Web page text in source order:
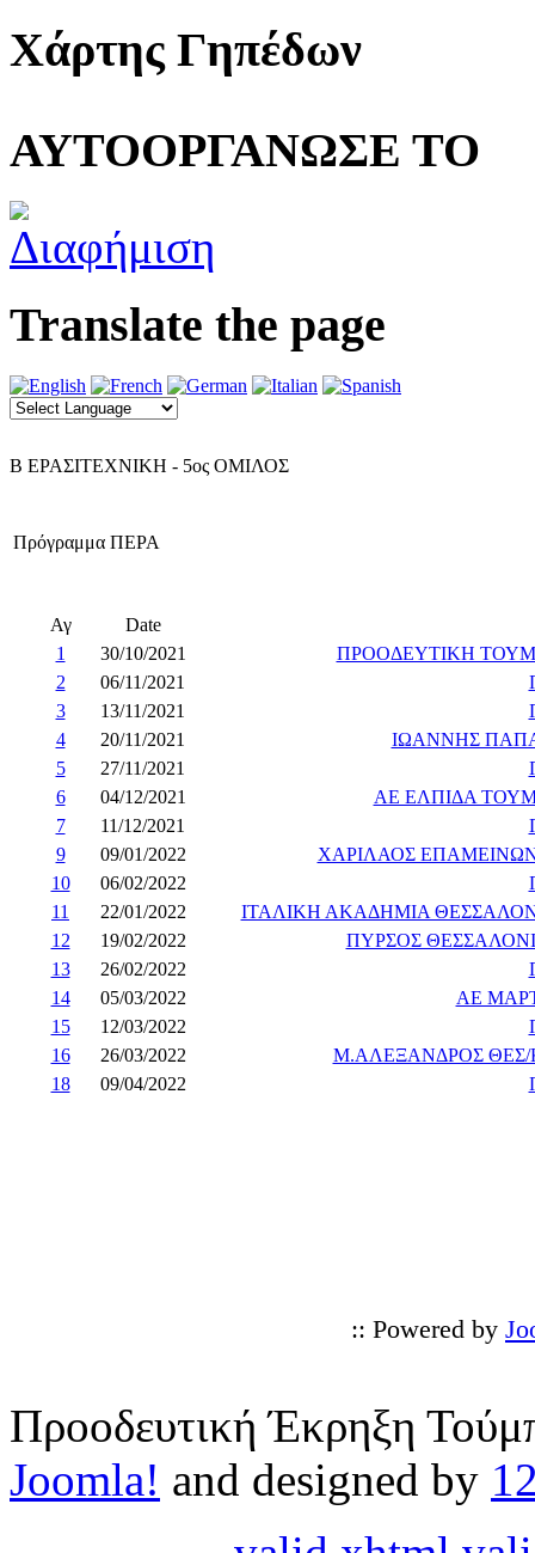
Χάρτης Γηπέδων
ΑΥΤΟΟΡΓΑΝΩΣΕ ΤΟ
Translate the page
Β ΕΡΑΣΙΤΕΧΝΙΚΗ - 5ος ΟΜΙΛΟΣ
Πρόγραμμα ΠΕΡΑ
Αγ
Date
1
30/10/2021
ΠΡΟΟΔΕΥΤΙΚΗ
2
06/11/2021
3
13/11/2021
4
20/11/2021
ΙΩΑΝΝΗΣ
5
27/11/2021
6
04/12/2021
ΑΕ ΕΛΠΙΔΑ
7
11/12/2021
9
09/01/2022
ΧΑΡΙΛΑΟΣ
10
06/02/2022
11
22/01/2022
ΙΤΑΛΙΚΗ ΑΚΑΔΗΜΙΑ
12
19/02/2022
ΠΥΡΣΟΣ
13
26/02/2022
14
05/03/2022
ΑΕ
15
12/03/2022
16
26/03/2022
Μ.ΑΛΕΞΑΝΔΡΟΣ ΘΕΣ/
18
09/04/2022
:: Powered by
Προοδευτική Έκρηξη
Joomla! and designed by